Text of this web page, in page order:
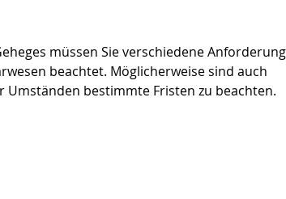
müssen Sie verschiedene
beachtet. Möglicherweise sind auch
bestimmte Fristen zu beachten.